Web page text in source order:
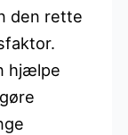
den rette
hjælpe